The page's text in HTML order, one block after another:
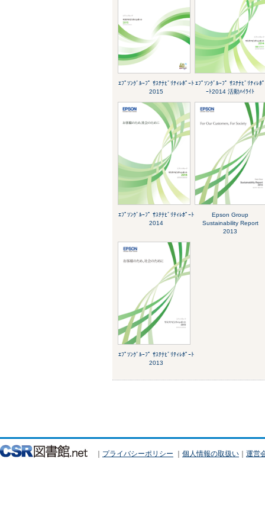
ｴﾌﾟｿﾝｸﾞﾙｰﾌﾟ ｻｽﾃﾅﾋﾞﾘﾃｨﾚﾎﾟｰﾄ
2015
ｴﾌﾟｿﾝｸﾞﾙｰﾌﾟ ｻｽﾃﾅﾋﾞﾘﾃｨﾚﾎﾟ
ｰﾄ2014 活動ﾊｲﾗｲﾄ
ｴﾌﾟｿﾝｸﾞﾙｰﾌﾟ ｻｽﾃﾅﾋﾞﾘﾃｨﾚﾎﾟｰﾄ
2014
Epson Group
Sustainability Report
2013
ｴﾌﾟｿﾝｸﾞﾙｰﾌﾟ ｻｽﾃﾅﾋﾞﾘﾃｨﾚﾎﾟｰﾄ
2013
｜ プライバシーポリシー ｜ 個人情報の取扱い ｜ 運営